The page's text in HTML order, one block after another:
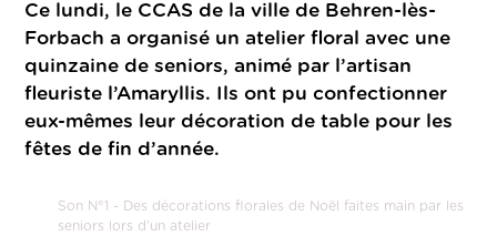
Ce lundi, le CCAS de la ville de Behren-lès-
Forbach a organisé un atelier floral avec une
quinzaine de seniors, animé par l’artisan
fleuriste l’Amaryllis. Ils ont pu confectionner
eux-mêmes leur décoration de table pour les
fêtes de fin d’année.
Son N°1 - Des décorations florales de Noël faites main par les
seniors lors d'un atelier